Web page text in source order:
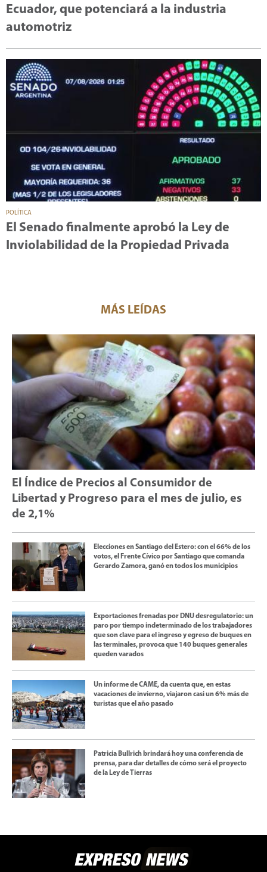
Ecuador, que potenciará a la industria
automotriz
POLÍTICA
El Senado finalmente aprobó la Ley de
Inviolabilidad de la Propiedad Privada
MÁS LEÍDAS
El Índice de Precios al Consumidor de
Libertad y Progreso para el mes de julio, es
de 2,1%
Elecciones en Santiago del Estero: con el 66% de los
votos, el Frente Cívico por Santiago que comanda
Gerardo Zamora, ganó en todos los municipios
Exportaciones frenadas por DNU desregulatorio: un
paro por tiempo indeterminado de los trabajadores
que son clave para el ingreso y egreso de buques en
las terminales, provoca que 140 buques generales
queden varados
Un informe de CAME, da cuenta que, en estas
vacaciones de invierno, viajaron casi un 6% más de
turistas que el año pasado
Patricia Bullrich brindará hoy una conferencia de
prensa, para dar detalles de cómo será el proyecto
de la Ley de Tierras